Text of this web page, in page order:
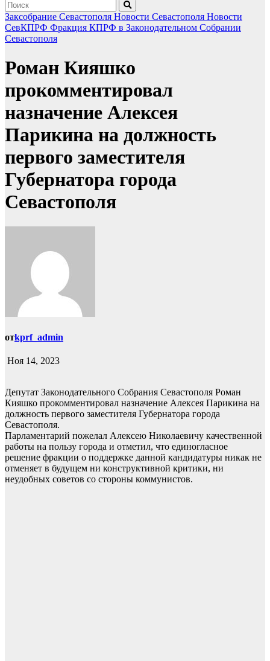
Заксобрание Севастополя Новости Севастополя Новости
СевКПРФ Фракция КПРФ в Законодательном Собрании
Севастополя
Роман Кияшко
прокомментировал
назначение Алексея
Парикина на должность
первого заместителя
Губернатора города
Севастополя
отkprf_admin
Ноя 14, 2023
Депутат Законодательного Собрания Севастополя Роман
Кияшко прокомментировал назначение Алексея Парикина на
должность первого заместителя Губернатора города
Севастополя.
Парламентарий пожелал Алексею Николаевичу качественной
работы на пользу города и отметил, что единогласное
решение фракции о поддержке данной кандидатуры никак не
отменяет в будущем ни конструктивной критики, ни
неудобных советов со стороны коммунистов.